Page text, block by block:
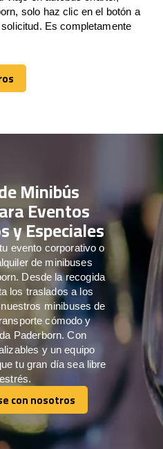
solo haz clic en el botón a
Es completamente
Minibús
Eventos
y Especiales
evento corporativo o
de minibuses
Desde la recogida
los traslados a los
minibuses de
cómodo y
Paderborn. Con
y un equipo
tu gran día sea libre
con nosotros
con nosotros